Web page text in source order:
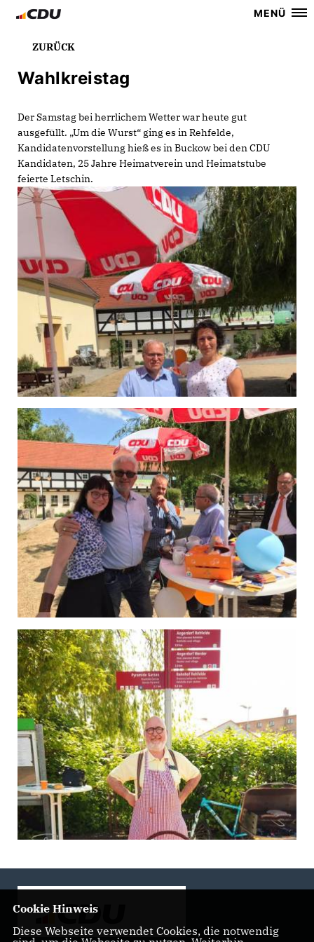
MENÜ
ZURÜCK
Wahlkreistag
Der Samstag bei herrlichem Wetter war heute gut
ausgefüllt. „Um die Wurst“ ging es in Rehfelde,
Kandidatenvorstellung hieß es in Buckow bei den CDU
Kandidaten, 25 Jahre Heimatverein und Heimatstube
feierte Letschin.
Cookie Hinweis
Diese Webseite verwendet Cookies, die notwendig